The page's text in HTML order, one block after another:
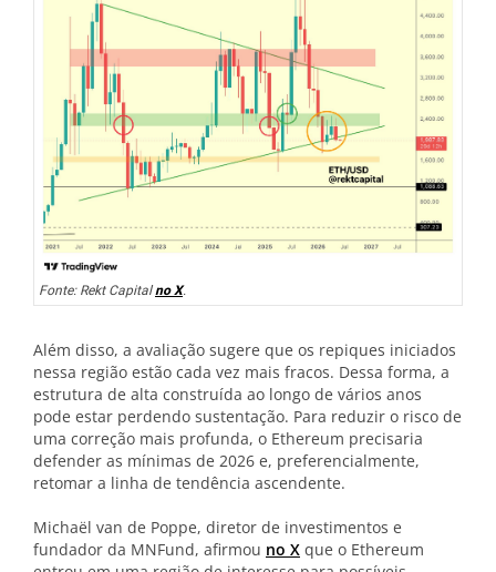
Fonte: Rekt Capitalno X.
Além disso, a avaliação sugere que os repiques iniciados
nessa região estão cada vez mais fracos. Dessa forma, a
estrutura de alta construída ao longo de vários anos
pode estar perdendo sustentação. Para reduzir o risco de
uma correção mais profunda, o Ethereum precisaria
defender as mínimas de 2026 e, preferencialmente,
retomar a linha de tendência ascendente.
Michaël van de Poppe, diretor de investimentos e
fundador da MNFund, afirmou no X que o Ethereum